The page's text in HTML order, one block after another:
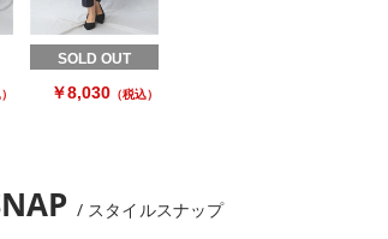
SOLD OUT
￥8,030 （税込）
スタイルスナップ